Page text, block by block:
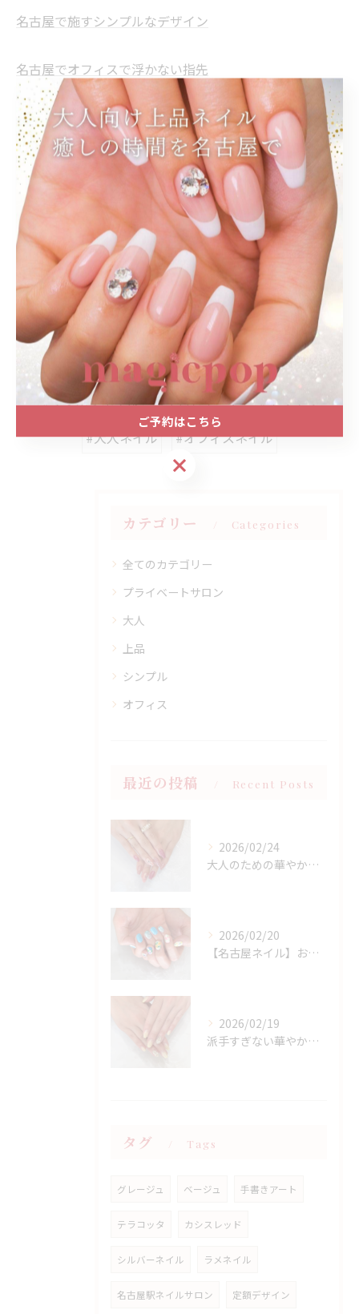
名古屋で施すシンプルなデザイン
名古屋でオフィスで浮かない指先
--------------------------------------------------------------------
--
プライベートサロン 上品 シンプル オフィス
< 前のページ 一覧に戻る 次のページ >
関連タグ
#名古屋駅ネイルサロン
#大人かわいい
#ワンホンネイル
#手書きアート
#キラキラ
#大人ネイル
#オフィスネイル
カテゴリー Categories
全てのカテゴリー
プライベートサロン
大人
上品
シンプル
オフィス
最近の投稿 Recent Posts
2026/02/24
大人のための華やかラメピンクネイル
2026/02/20
【名古屋ネイル】お持ち込みニュアンスアート×春フラワーデザイン
2026/02/19
派手すぎない華やかさ◎上品イエローネイル特集
タグ Tags
グレージュ ベージュ 手書きアート
テラコッタ カシスレッド
シルバーネイル ラメネイル
名古屋駅ネイルサロン 定額デザイン
ご予約はこちら
ご予約はこちら